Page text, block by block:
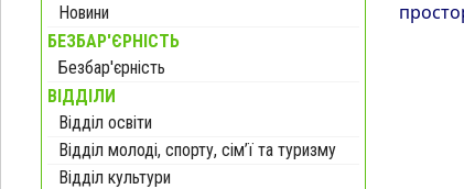
Новини
БЕЗБАР'ЄРНІСТЬ
Безбар'єрність
ВІДДІЛИ
Відділ освіти
Відділ молоді, спорту, сім’ї та туризму
Відділ культури